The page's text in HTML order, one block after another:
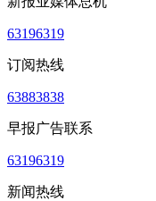
63196319
订阅热线
63883838
早报广告联系
63196319
新闻热线